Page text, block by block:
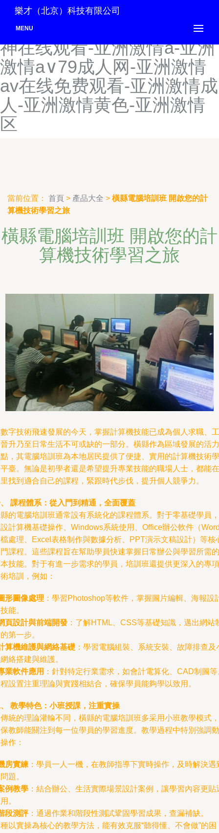
亚洲黄色在线看-亚洲黄网视
频-亚洲激情-亚洲激情91大
神在线观看-亚洲激情a-亚洲
激情a∨79成人网-亚洲激情
av在线免费观看-亚洲激情成
人-亚洲激情黄色-亚洲激情
区
樂才（北京）科技有限公司
MENU
當前位置： 首頁 > 產品大全 > 橫縣電腦培訓班 開啟您的計
算機技術學習之旅
橫縣電腦培訓班 開啟您的計
算機技術學習之旅
字技術飛速發展的今天，掌握計算機技能已成為個人求職、工
升乃至日常生活不可或缺的一部分。橫縣作為區域發展的活力
，其電腦培訓班為本地居民提供了便捷、實用的計算機技術學
臺。無論是初學者還是希望提升專業技能的職場人士，都能在
找到適合自己的課程，緊跟時代步伐，提升個人競爭力。
課程體系：從入門到精通，全面覆蓋
的電腦培訓班通常設有系統化的課程體系。對于零基礎學員，
計算機基礎操作、Windows系統使用、Office辦公軟件（
處理、Excel表格制作與數據分析、PPT演示文稿設計）等核
課程。這些課程旨在幫助學員快速掌握日常辦公與學習所需的
技能。對于有進一步需求的學員，培訓班還提供更深入的專項
培訓，例如：
形圖像處理 ：學習Photoshop等軟件，掌握圖片編輯、海報設
能。
頁設計與前端開發 ：了解HTML、CSS等基礎知識，邁出網站
第一步。
算機維護與網絡基礎 ：學習電腦組裝、系統安裝、故障排查及
絡搭建與維護。
業軟件應用 ：針對特定行業需求，如會計電算化、CAD制圖
設置注重理論與實踐相結合，確保學員能夠學以致用。
教學特色：小班授課，注重實操
統的理論灌輸不同，橫縣的電腦培訓班多采用小班教學模式，
教師能關注到每一位學員的學習進度。教學過程中特別強調動
作：
房實練 ：學員一人一機，在教師指導下實時操作，及時解決遇
題。
例教學 ：結合辦公、生活實際場景設計案例，讓學習內容更貼
。
段測評 ：通過作業和階段性測試鞏固學習成果，查漏補缺。
以實操為核心的教學方法，能有效克服“聽得懂、不會做”的困